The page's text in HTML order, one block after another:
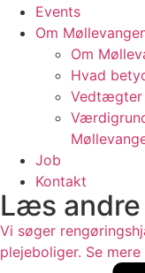
Events
Om
Om
Hvad
Vedtægter
Job
Kontakt
Læs
Vi søger
plejeboliger. Se